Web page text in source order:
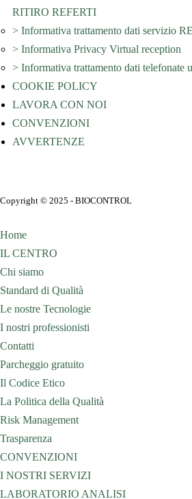
RITIRO REFERTI
> Informativa trattamento dati servizio
> Informativa Privacy Virtual reception
> Informativa trattamento dati telefonate
COOKIE POLICY
LAVORA CON NOI
CONVENZIONI
AVVERTENZE
Copyright © 2025 - BIOCONTROL
Home
IL CENTRO
Chi siamo
Standard di Qualità
Le nostre Tecnologie
I nostri professionisti
Contatti
Parcheggio gratuito
Il Codice Etico
La Politica della Qualità
Risk Management
Trasparenza
CONVENZIONI
I NOSTRI SERVIZI
LABORATORIO ANALISI